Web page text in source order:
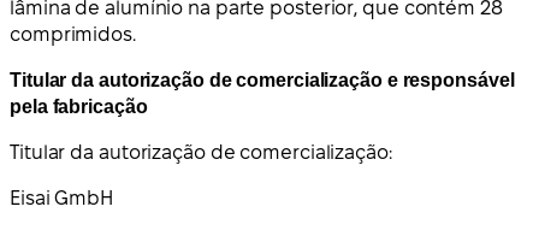
lâmina de alumínio na parte posterior, que contém 28
comprimidos.
Titular da autorização de comercialização e responsável
pela fabricação
Titular da autorização de comercialização:
Eisai GmbH